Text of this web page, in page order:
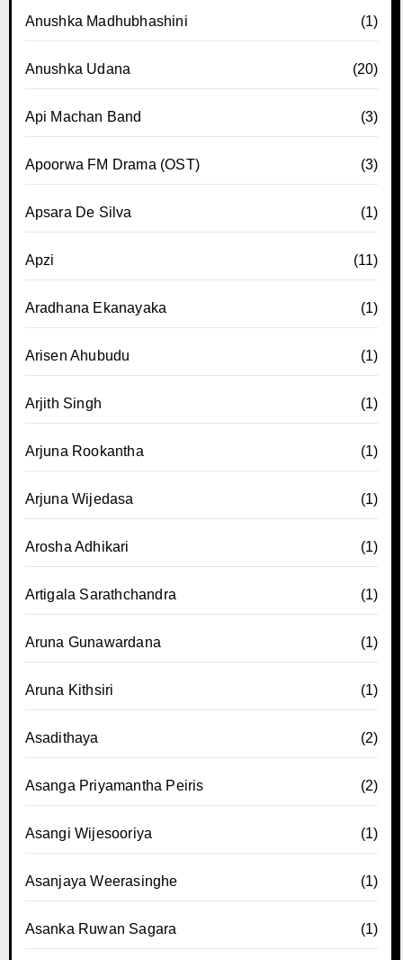
Anushka Madhubhashini (1)
Anushka Udana (20)
Api Machan Band (3)
Apoorwa FM Drama (OST) (3)
Apsara De Silva (1)
Apzi (11)
Aradhana Ekanayaka (1)
Arisen Ahubudu (1)
Arjith Singh (1)
Arjuna Rookantha (1)
Arjuna Wijedasa (1)
Arosha Adhikari (1)
Artigala Sarathchandra (1)
Aruna Gunawardana (1)
Aruna Kithsiri (1)
Asadithaya (2)
Asanga Priyamantha Peiris (2)
Asangi Wijesooriya (1)
Asanjaya Weerasinghe (1)
Asanka Ruwan Sagara (1)